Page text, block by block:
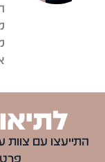
התייעצו עם צוות